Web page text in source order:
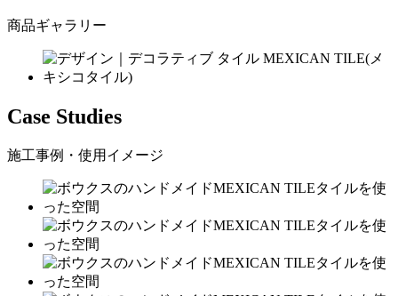
商品ギャラリー
Case Studies
施工事例・使用イメージ